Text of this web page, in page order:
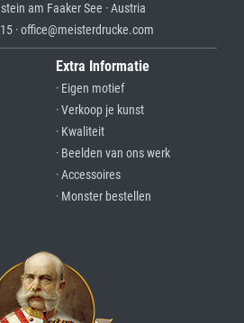
am Faaker See · Austria
· office@meisterdrucke.com
Extra Informatie
· Eigen motief
· Verkoop je kunst
· Kwaliteit
· Beelden van ons werk
· Accessoires
· Monster bestellen